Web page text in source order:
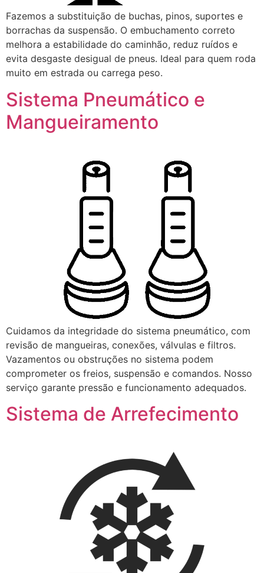
Fazemos a substituição de buchas, pinos, suportes e
borrachas da suspensão. O embuchamento correto
melhora a estabilidade do caminhão, reduz ruídos e
evita desgaste desigual de pneus. Ideal para quem roda
muito em estrada ou carrega peso.
Sistema Pneumático e
Mangueiramento
Cuidamos da integridade do sistema pneumático, com
revisão de mangueiras, conexões, válvulas e filtros.
Vazamentos ou obstruções no sistema podem
comprometer os freios, suspensão e comandos. Nosso
serviço garante pressão e funcionamento adequados.
Sistema de Arrefecimento